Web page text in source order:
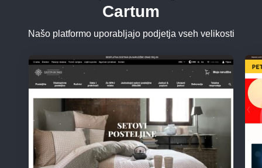
Cartum
Našo platformo uporabljajo podjetja vseh velikosti